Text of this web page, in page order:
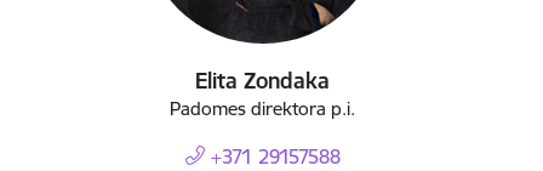
Elita Zondaka
Padomes direktora p.i.
+371 29157588